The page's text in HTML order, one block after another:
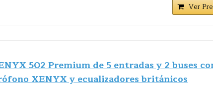
Ver
502 Premium de 5 entradas y 2 buses
XENYX y ecualizadores británicos